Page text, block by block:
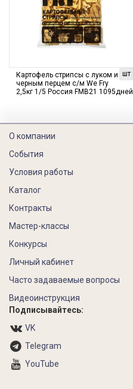
шт
Картофель стрипсы с луком и
черным перцем с/м We Fry
2,5кг 1/5 Россия FMB21 1095дней
О компании
События
Условия работы
Каталог
Контракты
Мастер-классы
Конкурсы
Личный кабинет
Часто задаваемые вопросы
Видеоинструкция
Подписывайтесь:
VK
Telegram
YouTube